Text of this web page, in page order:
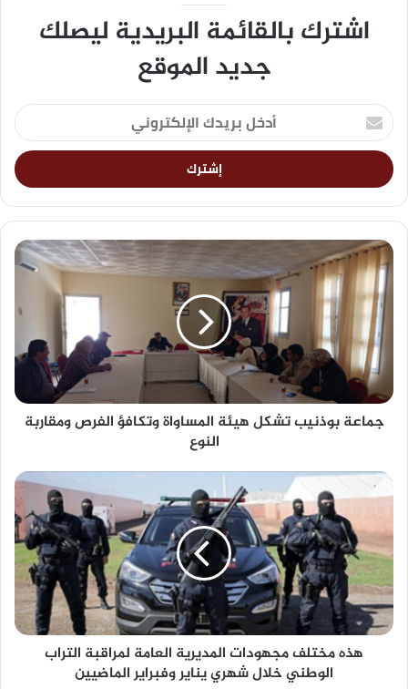
اشترك بالقائمة البريدية ليصلك
جديد الموقع
جماعة بوذنيب تشكل هيئة المساواة وتكافؤ الفرص ومقاربة
النوع
هذه مختلف مجهودات المديرية العامة لمراقبة التراب
الوطني خلال شهري يناير وفبراير الماضيين